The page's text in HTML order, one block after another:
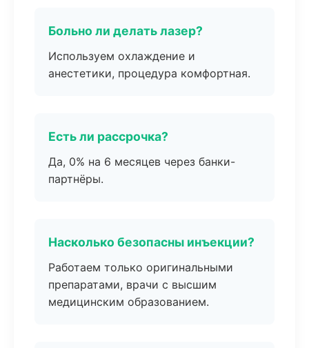
Больно ли делать лазер?
Используем охлаждение и
анестетики, процедура комфортная.
Есть ли рассрочка?
Да, 0% на 6 месяцев через банки-
партнёры.
Насколько безопасны инъекции?
Работаем только оригинальными
препаратами, врачи с высшим
медицинским образованием.